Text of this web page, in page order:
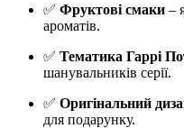
✅ Фруктові смаки –
ароматів.
✅ Тематика Гаррі
шанувальників серії.
✅ Оригінальний
для подарунку.